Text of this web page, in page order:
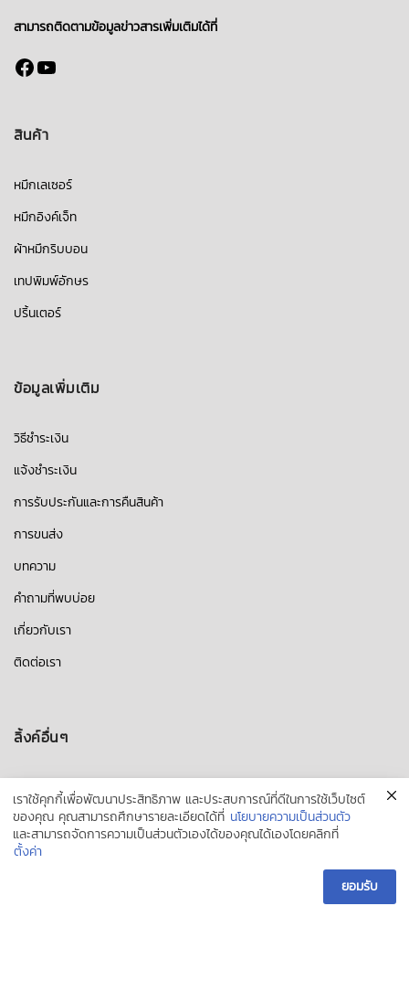
สามารถติดตามข้อมูลข่าวสารเพิ่มเติมได้ที่
Facebook
YouTube
สินค้า
หมึกเลเซอร์
หมึกอิงค์เจ็ท
ผ้าหมึกริบบอน
เทปพิมพ์อักษร
ปริ้นเตอร์
ข้อมูลเพิ่มเติม
วิธีชำระเงิน
แจ้งชำระเงิน
การรับประกันและการคืนสินค้า
การขนส่ง
บทความ
คำถามที่พบบ่อย
เกี่ยวกับเรา
ติดต่อเรา
ลิ้งค์อื่นๆ
บัญชีของฉัน
ตรวจสอบสถานะสินค้า
Lazada
เราใช้คุกกี้เพื่อพัฒนาประสิทธิภาพ และประสบการณ์ที่ดีในการใช้เว็บไซต์
ของคุณ คุณสามารถศึกษารายละเอียดได้ที่ นโยบายความเป็นส่วนตัว
และสามารถจัดการความเป็นส่วนตัวเองได้ของคุณได้เองโดยคลิกที่
ตั้งค่า
ยอมรับ